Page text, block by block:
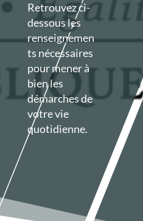
Retrouvez ci-
dessous les
renseignemen
ts nécessaires
pour mener à
bien les
démarches de
votre vie
quotidienne.